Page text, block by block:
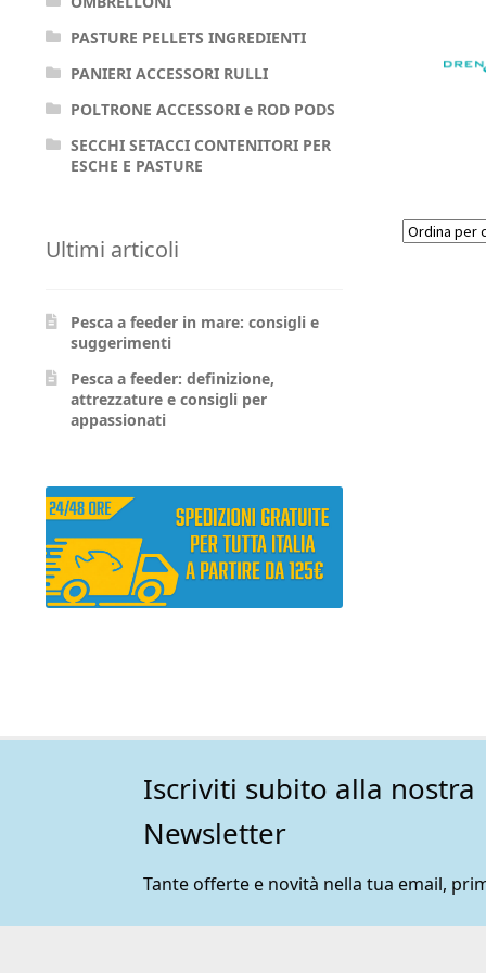
PASTURE PELLETS INGREDIENTI
PANIERI ACCESSORI RULLI
POLTRONE ACCESSORI e ROD PODS
SECCHI SETACCI CONTENITORI PER
ESCHE E PASTURE
Ultimi articoli
Pesca a feeder in mare: consigli e
suggerimenti
Pesca a feeder: definizione,
attrezzature e consigli per
appassionati
Iscriviti subito alla nostra
Newsletter
Tante offerte e novità nella tua email,